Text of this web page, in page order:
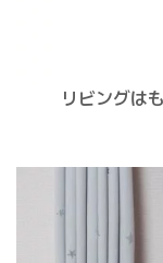
リビングは